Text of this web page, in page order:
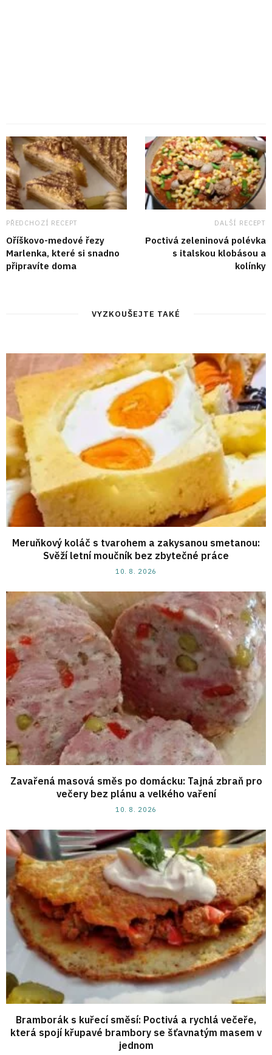
PŘEDCHOZÍ RECEPT
Oříškovo-medové řezy
Marlenka, které si snadno
připravíte doma
DALŠÍ RECEPT
Poctivá zeleninová polévka
s italskou klobásou a
kolínky
VYZKOUŠEJTE TAKÉ
Meruňkový koláč s tvarohem a zakysanou smetanou:
Svěží letní moučník bez zbytečné práce
10. 8. 2026
Zavařená masová směs po domácku: Tajná zbraň pro
večery bez plánu a velkého vaření
10. 8. 2026
Bramborák s kuřecí směsí: Poctivá a rychlá večeře,
která spojí křupavé brambory se šťavnatým masem v
jednom